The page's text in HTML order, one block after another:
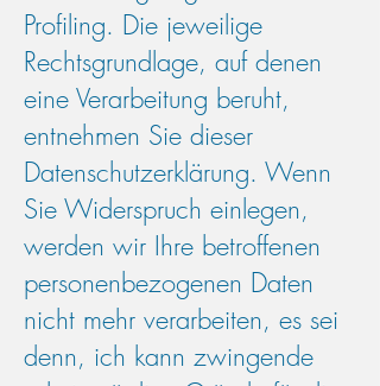
Profiling. Die jeweilige
Rechtsgrundlage, auf denen
eine Verarbeitung beruht,
entnehmen Sie dieser
Datenschutzerklärung. Wenn
Sie Widerspruch einlegen,
werden wir Ihre betroffenen
personenbezogenen Daten
nicht mehr verarbeiten, es sei
denn, ich kann zwingende